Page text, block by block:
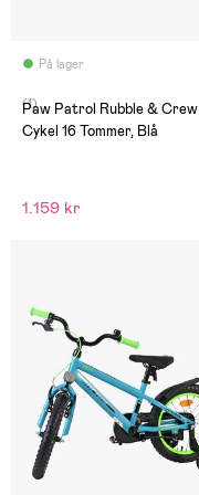
På lager
(1)
Paw Patrol Rubble & Crew
Cykel 16 Tommer, Blå
1.159 kr